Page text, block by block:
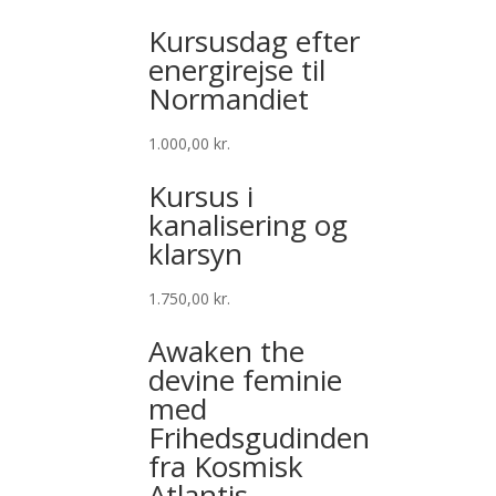
Kursusdag efter
energirejse til
Normandiet
1.000,00kr.
Kursus i
kanalisering og
klarsyn
1.750,00kr.
Awaken the
devine feminie
med
Frihedsgudinden
fra Kosmisk